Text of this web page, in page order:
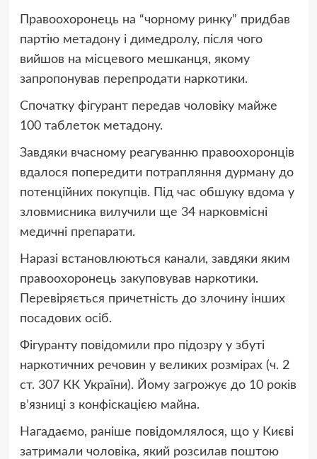
Правоохоронець на “чорному ринку” придбав
партію метадону і димедролу, після чого
вийшов на місцевого мешканця, якому
запропонував перепродати наркотики.
Спочатку фігурант передав чоловіку майже
100 таблеток метадону.
Завдяки вчасному реагуванню правоохоронців
вдалося попередити потрапляння дурману до
потенційних покупців. Під час обшуку вдома у
зловмисника вилучили ще 34 нарковмісні
медичні препарати.
Наразі встановлюються канали, завдяки яким
правоохоронець закуповував наркотики.
Перевіряється причетність до злочину інших
посадових осіб.
Фігуранту повідомили про підозру у збуті
наркотичних речовин у великих розмірах (ч. 2
ст. 307 КК України). Йому загрожує до 10 років
вʼязниці з конфіскацією майна.
Нагадаємо, раніше повідомлялося, що у Києві
затримали чоловіка, який розсилав поштою